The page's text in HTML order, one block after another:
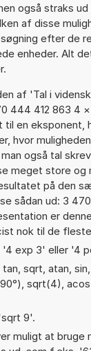
også straks
af disse
efter de
enheder. Alt
af 'Tal i
444 412 863 4 ×
en eksponent,
hvor
også tal
store og
på den
sådan ud: 3
er
nok til de
exp 3' eller '4
sqrt, atan,
sqrt(4),
9'.
muligt at